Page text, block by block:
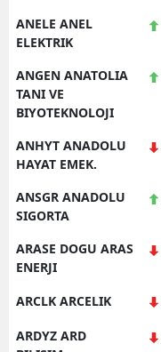
ANELE ANEL
ELEKTRIK
ANGEN ANATOLIA
TANI VE
BIYOTEKNOLOJI
ANHYT ANADOLU
HAYAT EMEK.
ANSGR ANADOLU
SIGORTA
ARASE DOGU ARAS
ENERJI
ARCLK ARCELIK
ARDYZ ARD